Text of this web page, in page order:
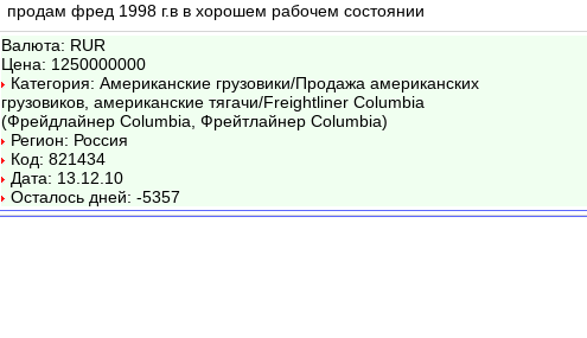
продам фред 1998 г.в в хорошем рабочем состоянии
Валюта: RUR
Цена: 1250000000
Категория: Американские грузовики/Продажа американских
грузовиков, американские тягачи/Freightliner Columbia
(Фрейдлайнер Columbia, Фрейтлайнер Columbia)
Регион: Россия
Код: 821434
Дата: 13.12.10
Осталось дней: -5357